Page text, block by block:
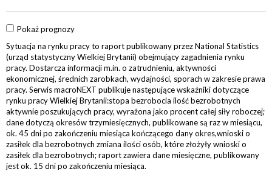
Pokaż prognozy
Sytuacja na rynku pracy to raport publikowany przez National Statistics
(urząd statystyczny Wielkiej Brytanii) obejmujący zagadnienia rynku
pracy. Dostarcza informacji m.in. o zatrudnieniu, aktywności
ekonomicznej, średnich zarobkach, wydajności, sporach w zakresie prawa
pracy. Serwis macroNEXT publikuje następujące wskaźniki dotyczące
rynku pracy Wielkiej Brytanii:stopa bezrobocia ilość bezrobotnych
aktywnie poszukujących pracy, wyrażona jako procent całej siły roboczej;
dane dotyczą okresów trzymiesięcznych, publikowane są raz w miesiącu,
ok. 45 dni po zakończeniu miesiąca kończącego dany okres,wnioski o
zasiłek dla bezrobotnych zmiana ilości osób, które złożyły wnioski o
zasiłek dla bezrobotnych; raport zawiera dane miesięczne, publikowany
jest ok. 15 dni po zakończeniu miesiąca.